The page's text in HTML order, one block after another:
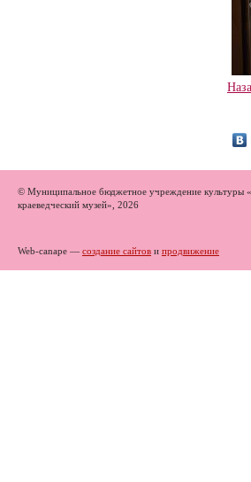
© Муниципальное бюджетное учреждение культуры
краеведческий музей», 2026
Web-canape — создание сайтов и продвижение